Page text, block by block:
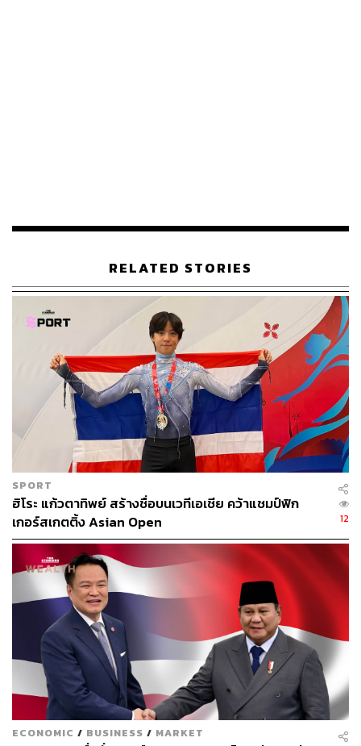
รายงานข่าวระบุอีกว่า ก่อนหน้านี้รัฐมนตรีต่างประเทศ
อินโดนีเซีย ซูจิโอโน ได้จัดการประชุมทวิภาคีกับรัฐมนตรี
ต่างประเทศ รูบิโอ ที่กรุงวอชิงตัน ดี.ซี. เมื่อวันที่ 16 เมษายน
โดยระหว่างการหารือ ซูจิโอโนและรูบิโอได้ย้ำถึงความมุ่ง
มั่นในการเสริมสร้างความร่วมมือทางยุทธศาสตร์ของ
ประเทศต่างๆ ในหลายภาคส่วน รวมถึงการเมืองและความ
มั่นคง การค้า และการลงทุน
ซูจิโอโนยังได้ฉายภาพการลงทุนให้คู่ค้าของสหรัฐฯ ทราบ
เกี่ยวกับแผนของจาการ์ตาที่มุ่งอำนวยความสะดวกในการ
ลงทุนของสหรัฐฯ มากขึ้น
โดยอินโดนีเซียจะสนับสนุนให้นักลงทุนสหรัฐฯ ทุ่มทุนไปกับ
การจัดการแร่ธาตุที่สำคัญ เช่น นิกเกิล
นอกจากนี้ซูจิโอโนยังเน้นย้ำถึงความร่วมมือมุ่งมั่นของ
ประธานาธิบดีปราโบโวที่จะส่งเสริมความมั่นคงด้านพลังงาน
และอาหารของ อินโดนีเซีย
ตลอดจนปรับปรุงการแปรรูป
ทรัพยากรธรรมชาติปลายน้ำ และปรับปรุงคุณภาพทุนมนุษย์
David McNew / Getty Images
อ้างอิง:
RELATED STORIES
SPORT
ฮิโระ แก้วตาทิพย์ สร้างชื่อบนเวทีเอเชีย คว้าแชมป์ฟิก
เกอร์สเกตติ้ง Asian Open
12
ECONOMIC / BUSINESS / MARKET